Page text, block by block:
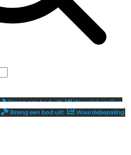
Breng een bod uit!
Waardebepaling
Breng een bod uit! Waardebepaling